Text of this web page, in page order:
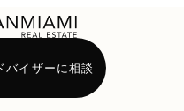
イザーに相談